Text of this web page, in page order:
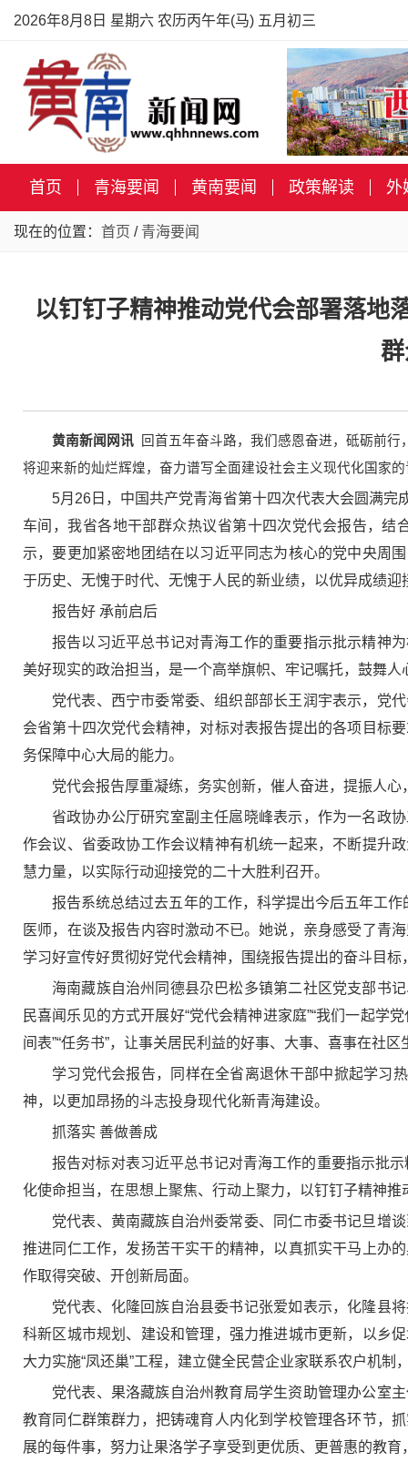
2026年8月8日 星期六 农历丙午年(马) 五月初三
首页 青海要闻 黄南要闻 政策解读 外
现在的位置： 首页 / 青海要闻
以钉钉子精神推动党代会部署落
黄南新闻网讯 回首五年奋斗路，我们感恩奋进，砥砺前
将迎来新的灿烂辉煌，奋力谱写全面建设社会主义现代化国家
5月26日，中国共产党青海省第十四次代表大会圆满
车间，我省各地干部群众热议省第十四次党代会报告，
示，要更加紧密地团结在以习近平同志为核心的党中央周
于历史、无愧于时代、无愧于人民的新业绩，以优异成绩迎
报告好 承前启后
报告以习近平总书记对青海工作的重要指示批示精神
美好现实的政治担当，是一个高举旗帜、牢记嘱托，鼓舞
党代表、西宁市委常委、组织部部长王润宇表示，党
会省第十四次党代会精神，对标对表报告提出的各项目标
务保障中心大局的能力。
党代会报告厚重凝练，务实创新，催人奋进，提振人
省政协办公厅研究室副主任扈晓峰表示，作为一名政
作会议、省委政协工作会议精神有机统一起来，不断提升
慧力量，以实际行动迎接党的二十大胜利召开。
报告系统总结过去五年的工作，科学提出今后五年工
医师，在谈及报告内容时激动不已。她说，亲身感受了青
学习好宣传好贯彻好党代会精神，围绕报告提出的奋斗目
海南藏族自治州同德县尕巴松多镇第二社区党支部书
民喜闻乐见的方式开展好“党代会精神进家庭”“我们一起学
间表”“任务书”，让事关居民利益的好事、大事、喜事在社
学习党代会报告，同样在全省离退休干部中掀起学习
神，以更加昂扬的斗志投身现代化新青海建设。
抓落实 善做善成
报告对标对表习近平总书记对青海工作的重要指示批
化使命担当，在思想上聚焦、行动上聚力，以钉钉子精神
党代表、黄南藏族自治州委常委、同仁市委书记旦增
推进同仁工作，发扬苦干实干的精神，以真抓实干马上办
作取得突破、开创新局面。
党代表、化隆回族自治县委书记张爱如表示，化隆县
科新区城市规划、建设和管理，强力推进城市更新，以乡
大力实施“凤还巢”工程，建立健全民营企业家联系农户机
党代表、果洛藏族自治州教育局学生资助管理办公室
教育同仁群策群力，把铸魂育人内化到学校管理各环节，
展的每件事，努力让果洛学子享受到更优质、更普惠的教